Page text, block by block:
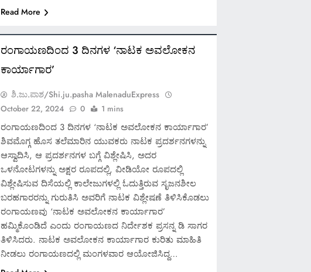
Read More
ರಂಗಾಯಣದಿಂದ 3 ದಿನಗಳ ‘ನಾಟಕ ಅವಲೋಕನ
ಕಾರ್ಯಾಗಾರ’
ಶಿ.ಜು.ಪಾಶ/Shi.ju.pasha MalenaduExpress
October 22, 2024 0 1 mins
ರಂಗಾಯಣದಿಂದ 3 ದಿನಗಳ ‘ನಾಟಕ ಅವಲೋಕನ ಕಾರ್ಯಾಗಾರ’
ಶಿವಮೊಗ್ಗ ಹೊಸ ತಲೆಮಾರಿನ ಯುವಕರು ನಾಟಕ ಪ್ರದರ್ಶನಗಳನ್ನು
ಆಸ್ವಾದಿಸಿ, ಆ ಪ್ರದರ್ಶನಗಳ ಬಗ್ಗೆ ವಿಶ್ಲೇಷಿಸಿ, ಅದರ
ಒಳನೋಟಗಳನ್ನು ಅಕ್ಷರ ರೂಪದಲ್ಲಿ, ವೀಡಿಯೋ ರೂಪದಲ್ಲಿ
ವಿಶ್ಲೇಷಿಸುವ ದಿಸೆಯಲ್ಲಿ ಕಾಲೇಜುಗಳಲ್ಲಿ ಓದುತ್ತಿರುವ ಸೃಜನಶೀಲ
ಬರಹಗಾರರನ್ನು ಗುರುತಿಸಿ ಅವರಿಗೆ ನಾಟಕ ವಿಶ್ಲೇಷಣೆ ತಿಳಿಸಿಕೊಡಲು
ರಂಗಾಯಣವು ‘ನಾಟಕ ಅವಲೋಕನ ಕಾರ್ಯಾಗಾರ’
ಹಮ್ಮಿಕೊಂಡಿದೆ ಎಂದು ರಂಗಾಯಣದ ನಿರ್ದೇಶಕ ಪ್ರಸನ್ನ ಡಿ ಸಾಗರ
ತಿಳಿಸಿದರು. ನಾಟಕ ಅವಲೋಕನ ಕಾರ್ಯಾಗಾರ ಕುರಿತು ಮಾಹಿತಿ
ನೀಡಲು ರಂಗಾಯಣದಲ್ಲಿ ಮಂಗಳವಾರ ಆಯೋಜಿಸಿದ್ದ…